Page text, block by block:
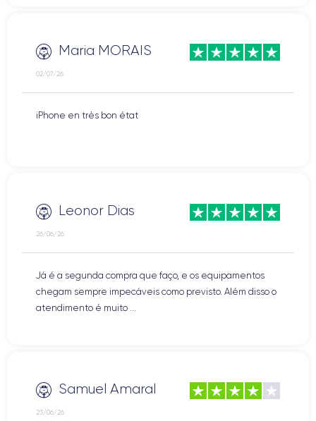
Maria MORAIS
02/07/26
iPhone en très bon état
Leonor Dias
26/06/26
Já é a segunda compra que faço, e os equipamentos
chegam sempre impecáveis como previsto. Além disso o
atendimento é muito ...
Samuel Amaral
23/06/26